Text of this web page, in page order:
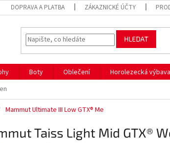
DOPRAVA A PLATBA ZÁKAZNICKÉ ÚČTY
HLEDAT
Boty Oblečení Horolezecká výbava
Mammut Ultimate III Low GTX® Me
Taiss Light Mid GTX®